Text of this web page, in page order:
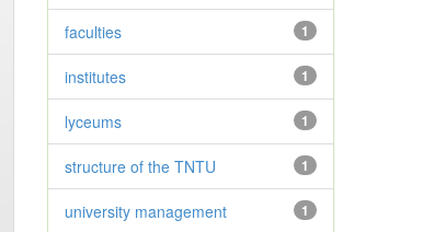
1
faculties
1
institutes
1
lyceums
1
structure of the TNTU
1
university management